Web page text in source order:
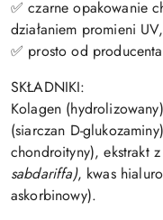
✅ czarne opakowanie
działaniem promieni UV,
✅ prosto od
SKŁADNIKI:
Kolagen (hydrolizowany)
(siarczan D-
chondroityny), ekstrakt
sabdariffa), kwas
askorbinowy).